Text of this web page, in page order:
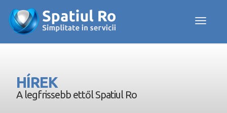
Toggle
HÍREK
A legfrissebb ettől Spatiul Ro